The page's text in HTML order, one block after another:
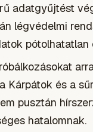
adatgyűjtést
légvédelmi
Kárpátok és a
pusztán
hatalomnak.